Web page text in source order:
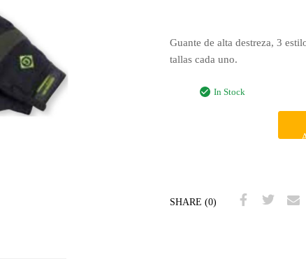
Guante de alta destreza, 3
tallas cada uno.
In Stock
SHARE (0)